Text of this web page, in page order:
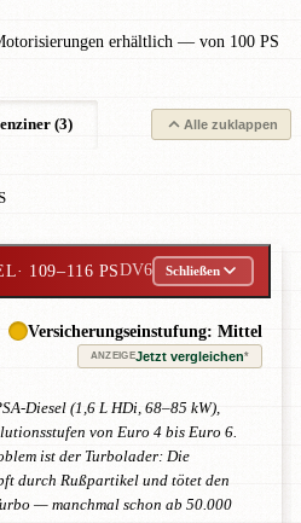
erhältlich — von 100 PS
(3) Alle zuklappen
· 109–116 PSDV6 Schließen
Versicherungseinstufung: Mittel
ANZEIGEJetzt vergleichen*
Diesel (1,6 L HDi, 68–85 kW),
von Euro 4 bis Euro 6.
ist der Turbolader: Die
durch Rußpartikel und tötet den
— manchmal schon ab 50.000